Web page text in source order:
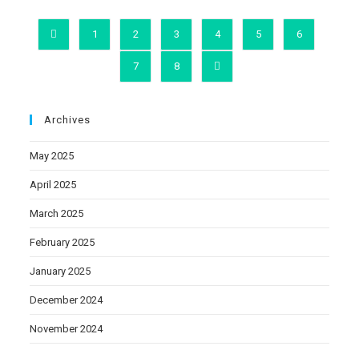
1 2 3 4 5 6
7 8
Archives
May 2025
April 2025
March 2025
February 2025
January 2025
December 2024
November 2024